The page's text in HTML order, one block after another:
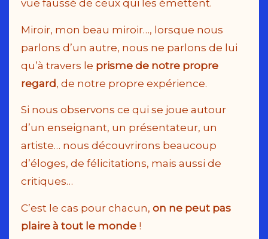
vue faussé de ceux qui les émettent.
Miroir, mon beau miroir…, lorsque nous
parlons d’un autre, nous ne parlons de lui
qu’à travers le prisme de notre propre
regard, de notre propre expérience.
Si nous observons ce qui se joue autour
d’un enseignant, un présentateur, un
artiste… nous découvrirons beaucoup
d’éloges, de félicitations, mais aussi de
critiques…
C’est le cas pour chacun, on ne peut pas
plaire à tout le monde !